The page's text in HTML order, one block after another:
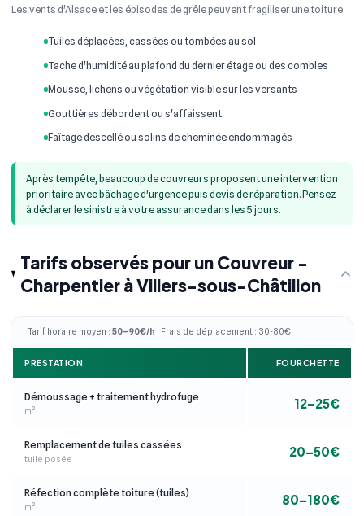
Les vents d'Alsace et les épisodes de grêle peuvent fragiliser une toiture
Tuiles déplacées, cassées ou tombées au sol
Tache d'humidité au plafond du dernier étage ou des combles
Mousse, lichens ou végétation visible sur les versants
Gouttières débordent ou s'affaissent
Faîtage descellé ou solins de cheminée endommagés
Après tempête, beaucoup de couvreurs proposent une intervention
prioritaire avec bâchage d'urgence puis devis de réparation. Pensez
à déclarer le sinistre à votre assurance dans les 5 jours.
Tarifs observés pour un Couvreur -
Charpentier à Villers-sous-Châtillon
Tarif horaire moyen : 50–90€/h · Frais de déplacement : 30-80€
PRESTATION FOURCHETTE
Démoussage + traitement hydrofuge
m² 12–25€
Remplacement de tuiles cassées
tuile posée 20–50€
Réfection complète toiture (tuiles)
m² 80–180€